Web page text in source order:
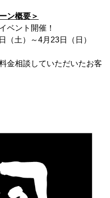
ン概要＞
ント開催！
土）～4月23日（日）
談していただいたお客